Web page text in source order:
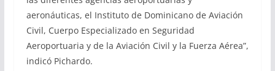
aeronáuticas, el Instituto de Dominicano de Aviación
Civil, Cuerpo Especializado en Seguridad
Aeroportuaria y de la Aviación Civil y la Fuerza Aérea”,
indicó Pichardo.